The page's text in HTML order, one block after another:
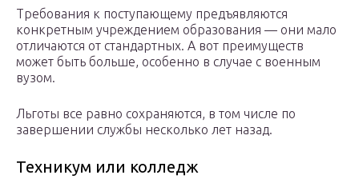
Требования к поступающему предъявляются
конкретным учреждением образования — они мало
отличаются от стандартных. А вот преимуществ
может быть больше, особенно в случае с военным
вузом.
Льготы все равно сохраняются, в том числе по
завершении службы несколько лет назад.
Техникум или колледж